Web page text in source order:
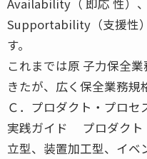
Supportability（支援性
す。
これまでは原 子力保全
きたが、広く保全業務規
Ｃ．プロダクト・プロ
実践ガイド プロダクト
立型、装置加工型、イベ